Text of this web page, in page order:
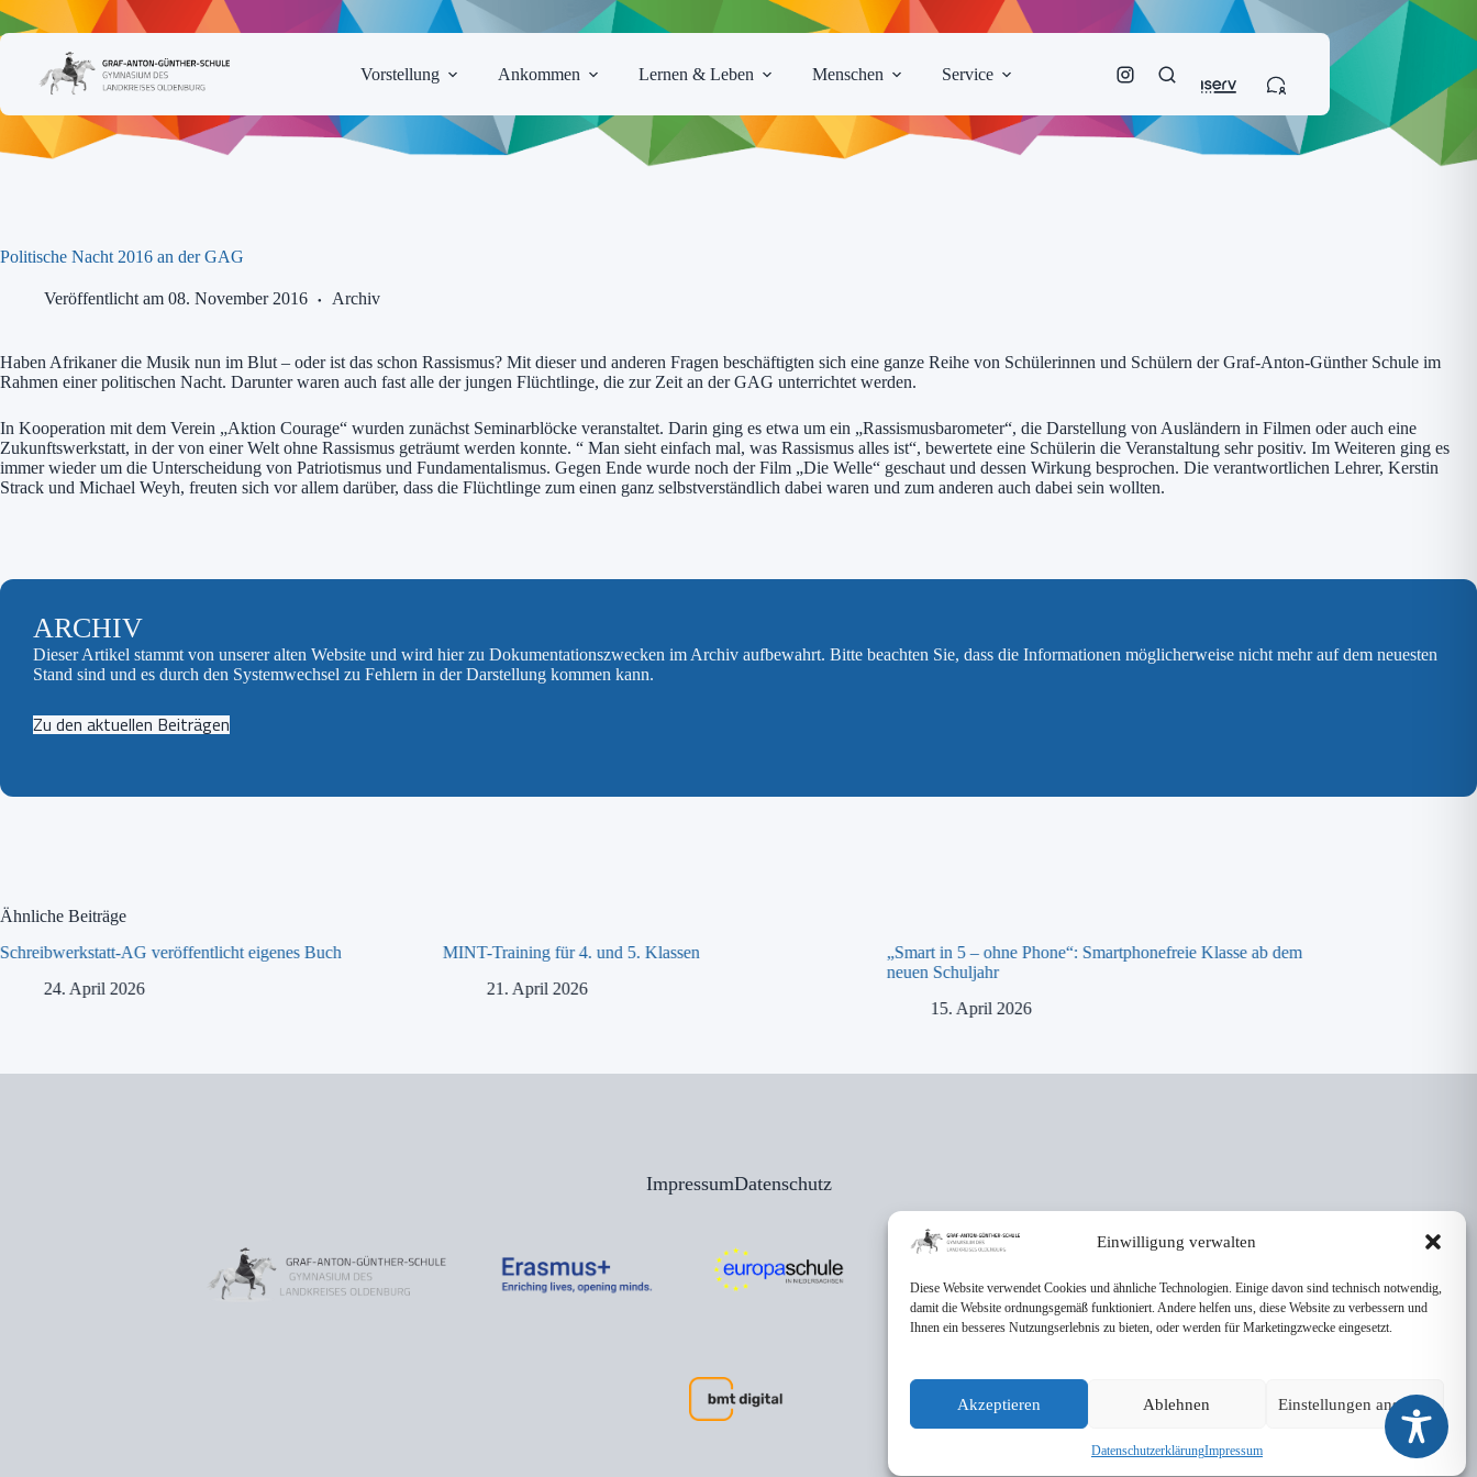
Einwilligung verwalten
Diese Website verwendet Cookies und ähnliche Technologien. Einige davon sind technisch notwendig,
damit die Website ordnungsgemäß funktioniert. Andere helfen uns, diese Website zu verbessern und
Ihnen ein besseres Nutzungserlebnis zu bieten, oder werden für Marketingzwecke eingesetzt.
Akzeptieren Ablehnen Einstellungen ansehen
DatenschutzerklärungImpressum
Zum
Inhalt
Vorstellung
Ankommen Lernen & Leben Menschen Service
Politische Nacht 2016 an der GAG
Veröffentlicht am 08. November 2016 Archiv
Haben Afrikaner die Musik nun im Blut – oder ist das schon Rassismus? Mit dieser und anderen Fragen beschäftigten sich eine ganze Reihe von Schülerinnen und Schülern der Graf-Anton-Günther Schule im
Rahmen einer politischen Nacht. Darunter waren auch fast alle der jungen Flüchtlinge, die zur Zeit an der GAG unterrichtet werden.
In Kooperation mit dem Verein „Aktion Courage“ wurden zunächst Seminarblöcke veranstaltet. Darin ging es etwa um ein „Rassismusbarometer“, die Darstellung von Ausländern in Filmen oder auch eine
Zukunftswerkstatt, in der von einer Welt ohne Rassismus geträumt werden konnte. “ Man sieht einfach mal, was Rassismus alles ist“, bewertete eine Schülerin die Veranstaltung sehr positiv. Im Weiteren ging es
immer wieder um die Unterscheidung von Patriotismus und Fundamentalismus. Gegen Ende wurde noch der Film „Die Welle“ geschaut und dessen Wirkung besprochen. Die verantwortlichen Lehrer, Kerstin
Strack und Michael Weyh, freuten sich vor allem darüber, dass die Flüchtlinge zum einen ganz selbstverständlich dabei waren und zum anderen auch dabei sein wollten.
ARCHIV
Dieser Artikel stammt von unserer alten Website und wird hier zu Dokumentationszwecken im Archiv aufbewahrt. Bitte beachten Sie, dass die Informationen möglicherweise nicht mehr auf dem neuesten
Stand sind und es durch den Systemwechsel zu Fehlern in der Darstellung kommen kann.
Zu den aktuellen Beiträgen
Ähnliche Beiträge
Schreibwerkstatt-AG veröffentlicht eigenes Buch
24. April 2026
MINT-Training für 4. und 5. Klassen
21. April 2026
„Smart in 5 – ohne Phone“: Smartphonefreie Klasse ab dem
neuen Schuljahr
15. April 2026
ImpressumDatenschutz